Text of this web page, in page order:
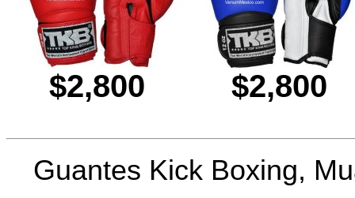
$2,800 $2,800
Guantes Kick Boxing,